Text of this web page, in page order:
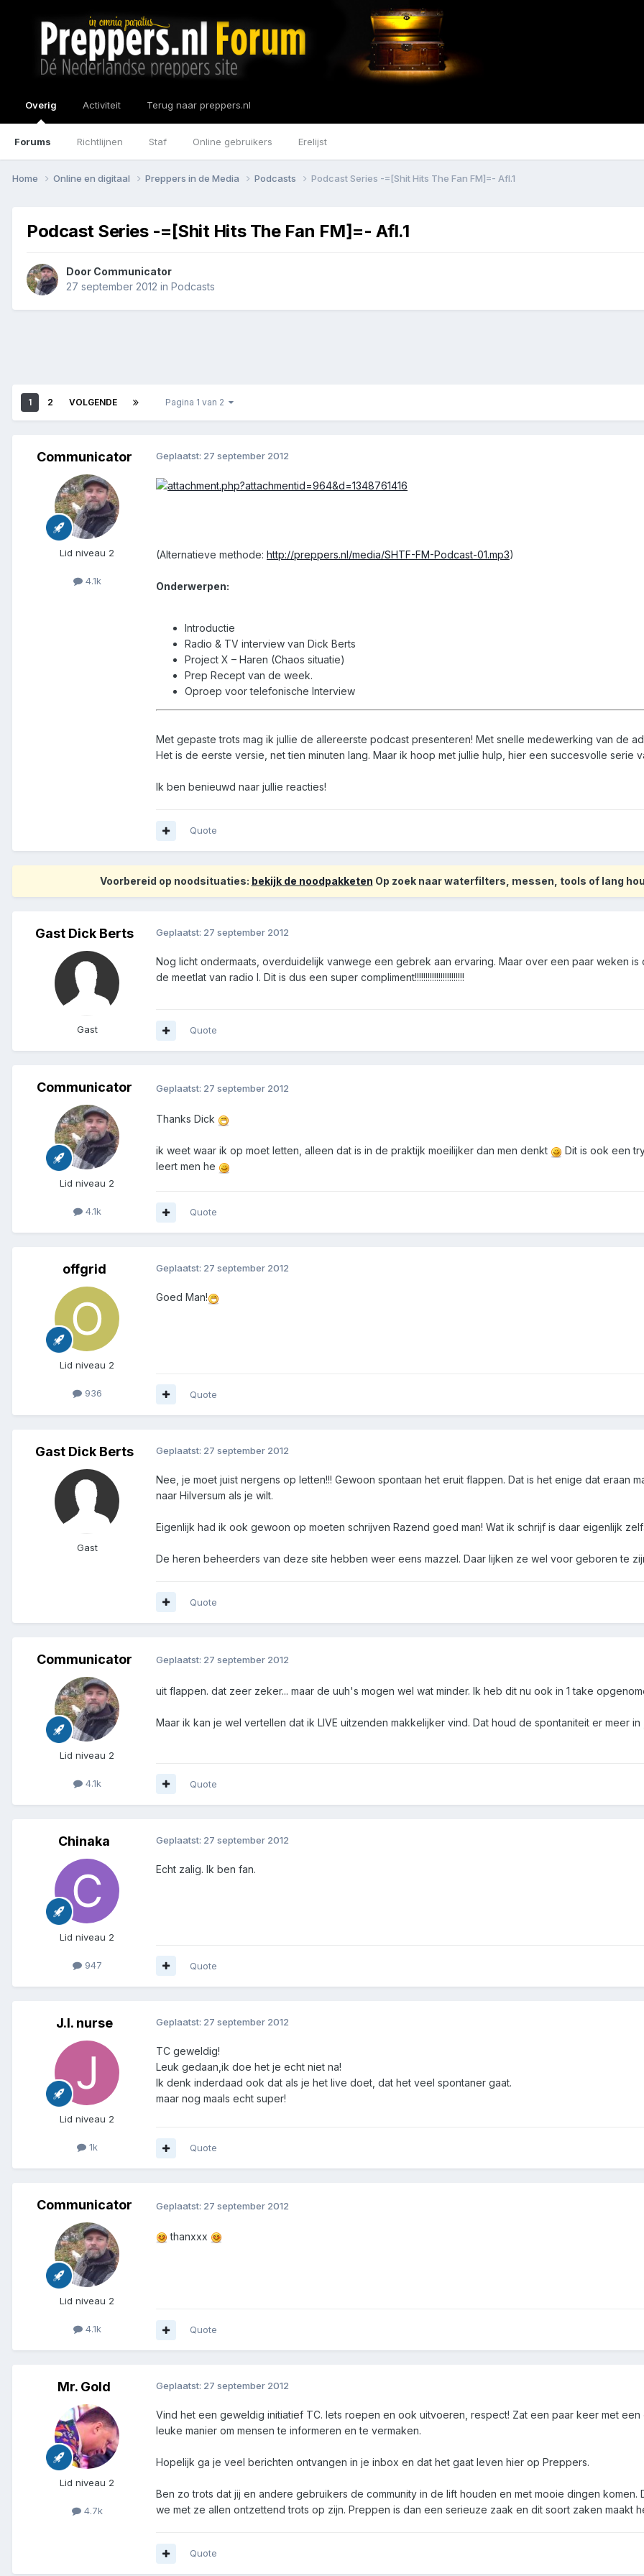
Overig
Forums Richtlijnen Staf Online gebruikers Erelijst
Activiteit Terug naar preppers.nl
Home Online en digitaal Preppers in de Media Podcasts Podcast Series -=[Shit Hits The Fan FM]=- Afl.1
Podcast Series -=[Shit Hits The Fan FM]=- Afl.1
Door Communicator
27 september 2012 in Podcasts
1 2 VOLGENDE Pagina 1 van 2
Communicator
Lid niveau 2
4.1k
Geplaatst: 27 september 2012
(Alternatieve methode: http://preppers.nl/media/SHTF-FM-Podcast-01.mp3)
Onderwerpen:
Introductie
Radio & TV interview van Dick Berts
Project X – Haren (Chaos situatie)
Prep Recept van de week.
Oproep voor telefonische Interview
Met gepaste trots mag ik jullie de allereerste podcast presenteren! Met snelle medewerking van de
Het is de eerste versie, net tien minuten lang. Maar ik hoop met jullie hulp, hier een succesvolle serie
Ik ben benieuwd naar jullie reacties!
Quote
Voorbereid op noodsituaties: bekijk de noodpakketen Op zoek naar waterfilters, messen, tools of lang
Gast Dick Berts
Gast
Geplaatst: 27 september 2012
Nog licht ondermaats, overduidelijk vanwege een gebrek aan ervaring. Maar over een paar weken is
de meetlat van radio I. Dit is dus een super compliment!!!!!!!!!!!!!!!!!!!!!!!
Quote
Communicator
Lid niveau 2
4.1k
Geplaatst: 27 september 2012
Thanks Dick
ik weet waar ik op moet letten, alleen dat is in de praktijk moeilijker dan men denkt
Dit is ook een
leert men he
Quote
offgrid
Lid niveau 2
936
Geplaatst: 27 september 2012
Goed Man!
Quote
Gast Dick Berts
Gast
Geplaatst: 27 september 2012
Nee, je moet juist nergens op letten!!! Gewoon spontaan het eruit flappen. Dat is het enige dat eraan
naar Hilversum als je wilt.
Eigenlijk had ik ook gewoon op moeten schrijven Razend goed man! Wat ik schrijf is daar eigenlijk
De heren beheerders van deze site hebben weer eens mazzel. Daar lijken ze wel voor geboren te
Quote
Communicator
Lid niveau 2
4.1k
Geplaatst: 27 september 2012
uit flappen. dat zeer zeker... maar de uuh's mogen wel wat minder. Ik heb dit nu ook in 1 take
Maar ik kan je wel vertellen dat ik LIVE uitzenden makkelijker vind. Dat houd de spontaniteit er meer in
Quote
Chinaka
Lid niveau 2
947
Geplaatst: 27 september 2012
Echt zalig. Ik ben fan.
Quote
J.I. nurse
Lid niveau 2
1k
Geplaatst: 27 september 2012
TC geweldig!
Leuk gedaan,ik doe het je echt niet na!
Ik denk inderdaad ook dat als je het live doet, dat het veel spontaner gaat.
maar nog maals echt super!
Quote
Communicator
Lid niveau 2
4.1k
Geplaatst: 27 september 2012
thanxxx
Quote
Mr. Gold
Lid niveau 2
4.7k
Geplaatst: 27 september 2012
Vind het een geweldig initiatief TC. Iets roepen en ook uitvoeren, respect! Zat een paar keer met
leuke manier om mensen te informeren en te vermaken.
Hopelijk ga je veel berichten ontvangen in je inbox en dat het gaat leven hier op Preppers.
Ben zo trots dat jij en andere gebruikers de community in de lift houden en met mooie dingen
we met ze allen ontzettend trots op zijn. Preppen is dan een serieuze zaak en dit soort zaken maakt
Quote